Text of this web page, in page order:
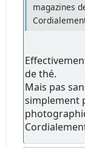
magazines
de thé.
Mais pas
simplement